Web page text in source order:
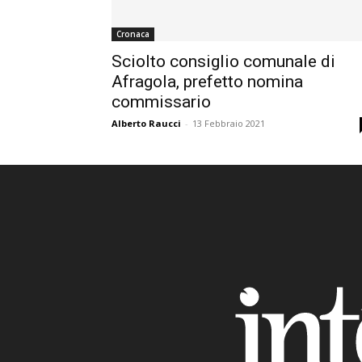
Cronaca
Sciolto consiglio comunale di
Afragola, prefetto nomina
commissario
Alberto Raucci - 13 Febbraio 2021